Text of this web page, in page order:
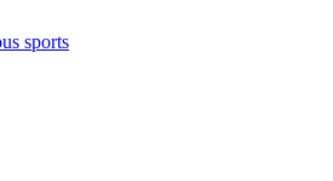
sports